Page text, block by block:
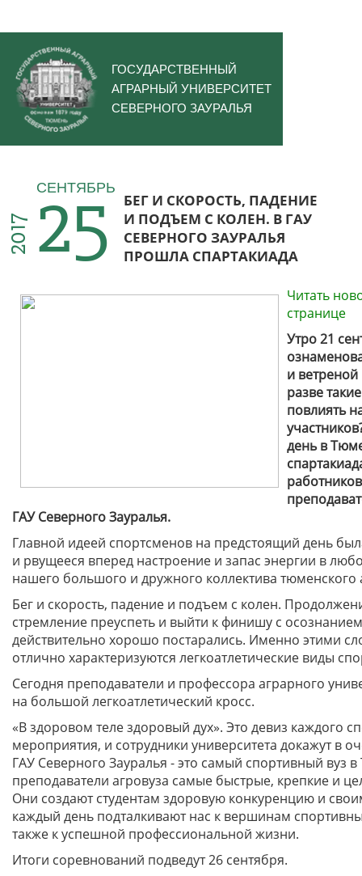
ГОСУДАРСТВЕННЫЙ
АГРАРНЫЙ УНИВЕРСИТЕТ
СЕВЕРНОГО ЗАУРАЛЬЯ
2017
СЕНТЯБРЬ
25
БЕГ И СКОРОСТЬ, ПАДЕНИЕ
И ПОДЪЕМ С КОЛЕН. В ГАУ
СЕВЕРНОГО ЗАУРАЛЬЯ
ПРОШЛА СПАРТАКИАДА
Читать
странице
Утро 21
и
разве
повлиять
день в
ГАУ Северного Зауралья.
Главной идеей спортсменов на предстоящий день
и рвущееся вперед настроение и запас энергии в
нашего большого и дружного коллектива тюменского
Бег и скорость, падение и подъем с колен.
стремление преуспеть и выйти к финишу с
действительно хорошо постарались. Именно этими
отлично характеризуются легкоатлетические виды
Сегодня преподаватели и профессора аграрного
на большой легкоатлетический кросс.
«В здоровом теле здоровый дух». Это девиз каждого
мероприятия, и сотрудники университета докажут в
ГАУ Северного Зауралья - это самый спортивный вуз
преподаватели агровуза самые быстрые, крепкие и
Они создают студентам здоровую конкуренцию и
каждый день подталкивают нас к вершинам
также к успешной профессиональной жизни.
Итоги соревнований подведут 26 сентября.